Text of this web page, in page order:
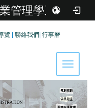
管理學系
覽 聯絡我們 行事曆
Toggle